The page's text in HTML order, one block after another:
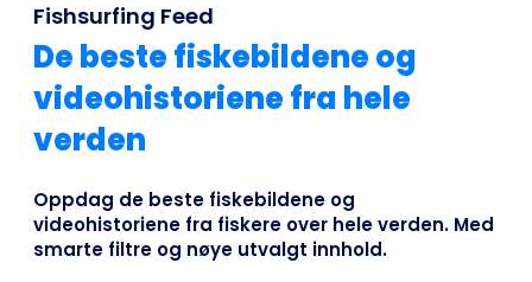
Fishsurfing Feed
De beste fiskebildene og
videohistoriene fra hele
verden
Oppdag de beste fiskebildene og
videohistoriene fra fiskere over hele verden. Med
smarte filtre og nøye utvalgt innhold.